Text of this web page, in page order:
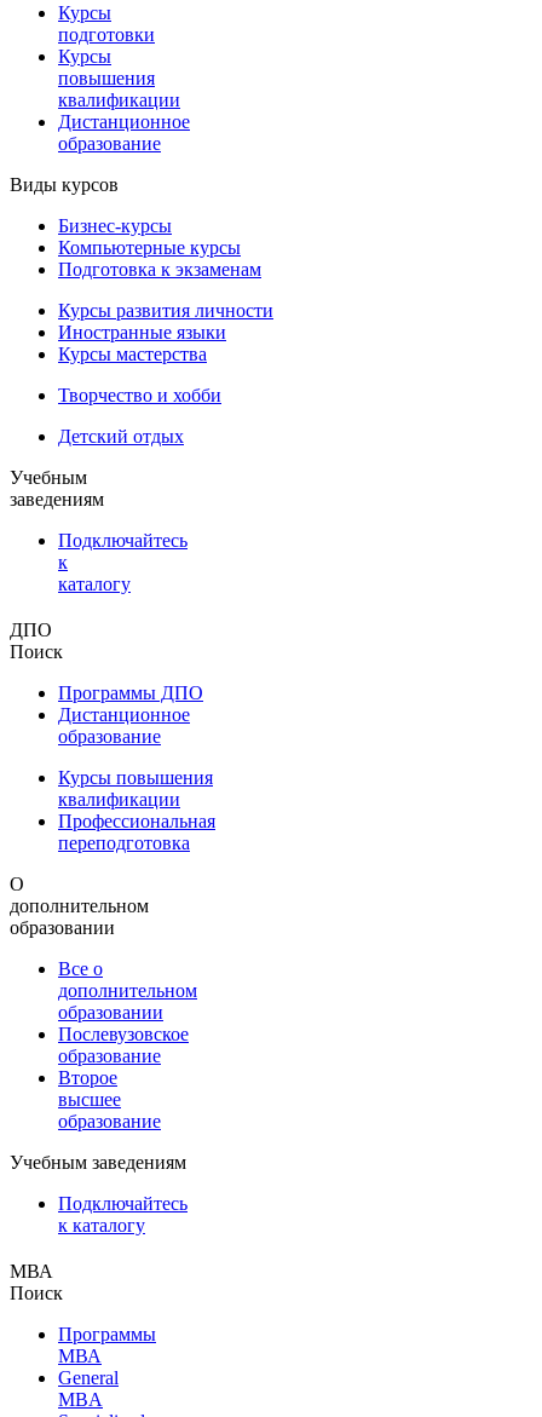
Курсы
подготовки
Курсы
повышения
квалификации
Дистанционное
образование
Виды курсов
Бизнес-курсы
Компьютерные курсы
Подготовка к экзаменам
Курсы развития личности
Иностранные языки
Курсы мастерства
Творчество и хобби
Детский отдых
Учебным
заведениям
Подключайтесь
к
каталогу
ДПО
Поиск
Программы ДПО
Дистанционное
образование
Курсы повышения
квалификации
Профессиональная
переподготовка
О
дополнительном
образовании
Все о
дополнительном
образовании
Послевузовское
образование
Второе
высшее
образование
Учебным заведениям
Подключайтесь
к каталогу
МВА
Поиск
Программы
МВА
General
MBA